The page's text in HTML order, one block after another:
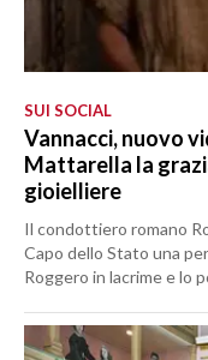
SUI SOCIAL
Vannacci, nuovo
Mattarella la
gioielliere
Il condottiero romano
Capo dello Stato una
Roggero in lacrime e lo